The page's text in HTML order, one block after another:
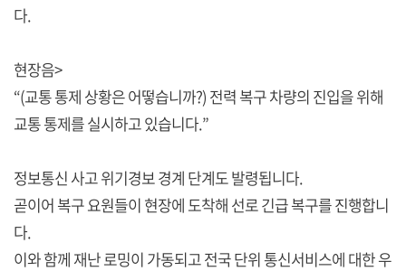
다.
현장음>
“(교통 통제 상황은 어떻습니까?) 전력 복구 차량의 진입을 위해
교통 통제를 실시하고 있습니다.”
정보통신 사고 위기경보 경계 단계도 발령됩니다.
곧이어 복구 요원들이 현장에 도착해 선로 긴급 복구를 진행합니
다.
이와 함께 재난 로밍이 가동되고 전국 단위 통신서비스에 대한 우